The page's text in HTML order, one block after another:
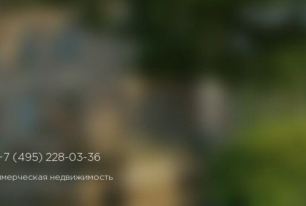
(495) 228-03-36
недвижимость